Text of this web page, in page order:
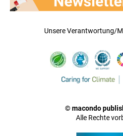
Unsere Verantwortung/
© macondo
Alle Rechte